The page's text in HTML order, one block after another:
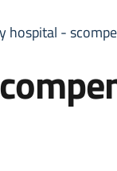
hospital -